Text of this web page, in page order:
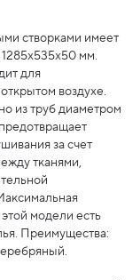
створками имеет
мм.
для
воздухе.
из труб диаметром
за счет
тканями,
модели есть
Преимущества: